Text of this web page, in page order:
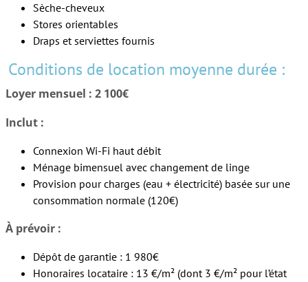
Sèche-cheveux
Stores orientables
Draps et serviettes fournis
Conditions de location moyenne durée :
Loyer mensuel : 2 100€
Inclut :
Connexion Wi-Fi haut débit
Ménage bimensuel avec changement de linge
Provision pour charges (eau + électricité) basée sur une
consommation normale (120€)
À prévoir :
Dépôt de garantie : 1 980€
Honoraires locataire : 13 €/m² (dont 3 €/m² pour l’état